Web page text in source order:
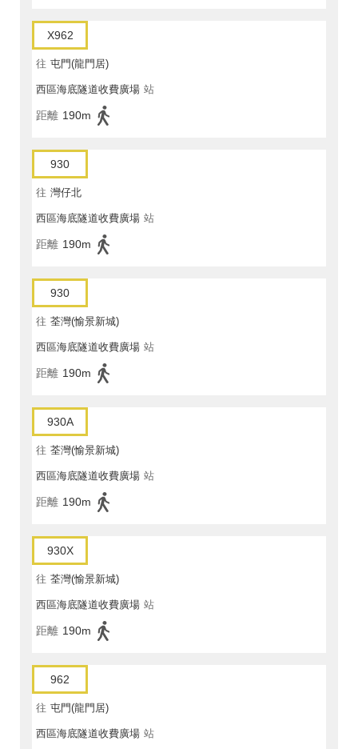
X962
往 屯門(龍門居)
西區海底隧道收費廣場 站
距離 190m
930
往 灣仔北
西區海底隧道收費廣場 站
距離 190m
930
往 荃灣(愉景新城)
西區海底隧道收費廣場 站
距離 190m
930A
往 荃灣(愉景新城)
西區海底隧道收費廣場 站
距離 190m
930X
往 荃灣(愉景新城)
西區海底隧道收費廣場 站
距離 190m
962
往 屯門(龍門居)
西區海底隧道收費廣場 站